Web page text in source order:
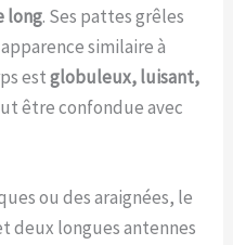
long. Ses pattes grêles
similaire à
estglobuleux, luisant,
être confondue avec
ou des araignées, le
deux longues antennes